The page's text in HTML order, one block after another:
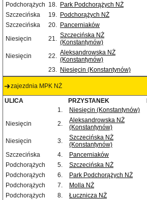
Podchorążych 18. Park Podchorążych NŻ
Szczecińska
19. Podchorążych NŻ
Szczecińska
20. Pancerniaków
Niesięcin
21. Szczecińska NŻ
(Konstantynów)
Niesięcin
22. Aleksandrowska NŻ
(Konstantynów)
23. Niesięcin (Konstantynów)
zajezdnia MPK NŻ
ULICA PRZYSTANEK
1.
Niesięcin (Konstantynów)
Niesięcin
2.
Aleksandrowska NŻ
(Konstantynów)
Niesięcin
3.
Szczecińska NŻ
(Konstantynów)
Szczecińska
4.
Pancerniaków
Podchorążych
5. Szczecińska NŻ
Podchorążych
6. Park Podchorążych NŻ
Podchorążych
7. Molla NŻ
Podchorążych
8. Łucznicza NŻ